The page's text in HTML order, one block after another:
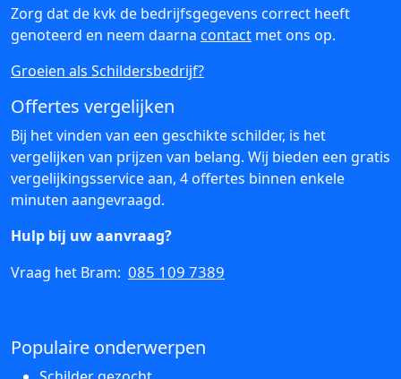
Zorg dat de kvk de bedrijfsgegevens correct heeft
genoteerd en neem daarna contact met ons op.
Groeien als Schildersbedrijf?
Offertes vergelijken
Bij het vinden van een geschikte schilder, is het
vergelijken van prijzen van belang. Wij bieden een gratis
vergelijkingsservice aan, 4 offertes binnen enkele
minuten aangevraagd.
Hulp bij uw aanvraag?
Vraag het Bram: 085 109 7389
Populaire onderwerpen